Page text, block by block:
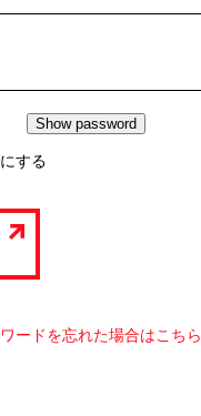
する
ードを忘れた場合はこちら